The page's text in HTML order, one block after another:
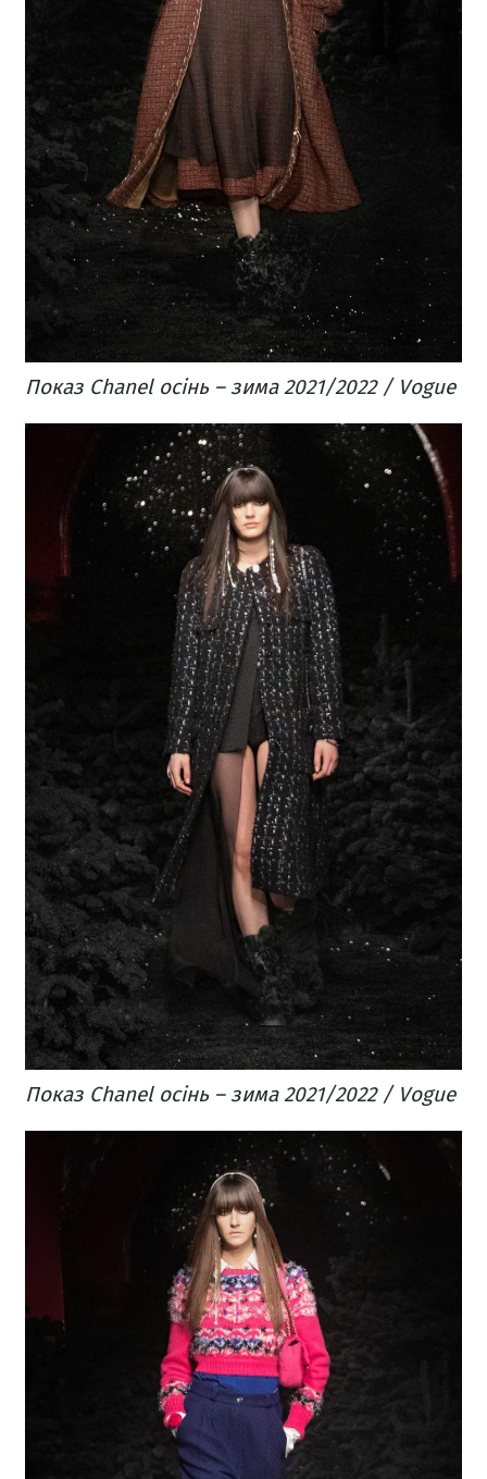
Показ Chanel осінь – зима 2021/2022 / Vogue
Показ Chanel осінь – зима 2021/2022 / Vogue